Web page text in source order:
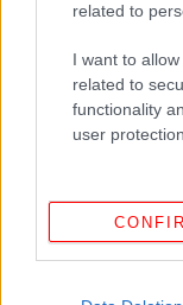
related to
I want to
related to
functionality
user protection.
Ακολουθήστε το
Δείτε όλες τις
στο